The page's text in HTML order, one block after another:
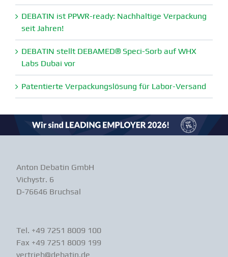
DEBATIN ist PPWR-ready: Nachhaltige Verpa­ckung
seit Jahren!
DEBATIN stellt DEBAMED® Speci-Sorb auf WHX
Labs Dubai vor
Paten­tierte Verpa­ckungs­lösung für Labor-Versand
Anton Debatin GmbH
Vichystr. 6
D‑76646 Bruchsal
Tel. +49 7251 8009 100
Fax +49 7251 8009 199
vertrieb@debatin.de